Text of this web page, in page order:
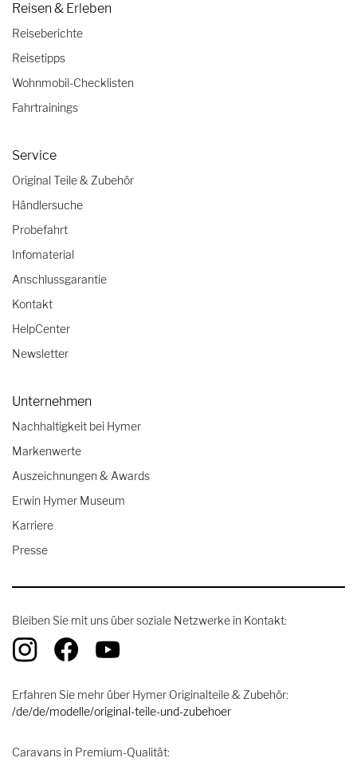
Reisen & Erleben
Reiseberichte
Reisetipps
Wohnmobil-Checklisten
Fahrtrainings
Service
Original Teile & Zubehör
Händlersuche
Probefahrt
Infomaterial
Anschlussgarantie
Kontakt
HelpCenter
Newsletter
Unternehmen
Nachhaltigkeit bei Hymer
Markenwerte
Auszeichnungen & Awards
Erwin Hymer Museum
Karriere
Presse
Bleiben Sie mit uns über soziale Netzwerke in Kontakt:
Erfahren Sie mehr über Hymer Originalteile & Zubehör:
/de/de/modelle/original-teile-und-zubehoer
Caravans in Premium-Qualität: